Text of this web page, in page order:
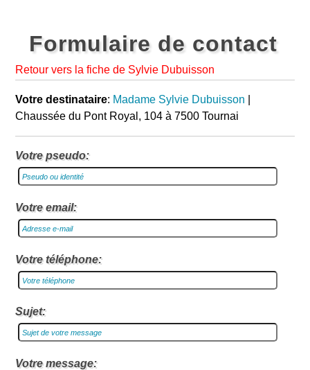
Formulaire de contact
Retour vers la fiche de Sylvie Dubuisson
Votre destinataire: Madame Sylvie Dubuisson
Chaussée du Pont Royal, 104 à 7500 Tournai
Votre pseudo:
Votre email:
Votre téléphone:
Sujet:
Votre message: